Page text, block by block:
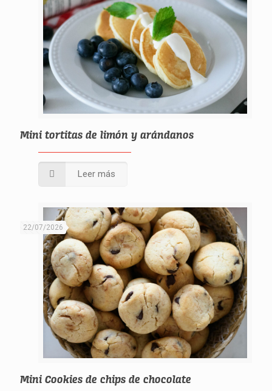
Mini tortitas de limón y arándanos
Leer más
22/07/2026
Mini Cookies de chips de chocolate